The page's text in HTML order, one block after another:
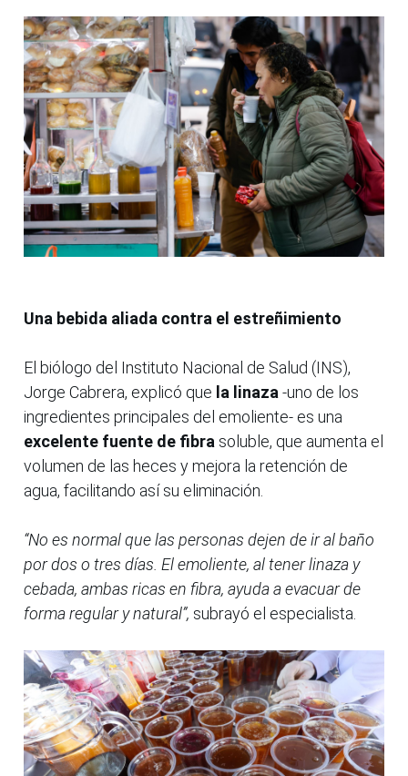
Una bebida aliada contra el estreñimiento
El biólogo del Instituto Nacional de Salud (INS),
Jorge Cabrera, explicó que la linaza -uno de los
ingredientes principales del emoliente- es una
excelente fuente de fibra soluble, que aumenta el
volumen de las heces y mejora la retención de
agua, facilitando así su eliminación.
“No es normal que las personas dejen de ir al baño
por dos o tres días. El emoliente, al tener linaza y
cebada, ambas ricas en fibra, ayuda a evacuar de
forma regular y natural”, subrayó el especialista.